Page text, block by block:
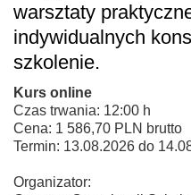
warsztaty
indywidualnych
szkolenie.
Kurs online
Czas trwania: 12:00 h
Cena: 1 586,70 PLN brutto
Termin: 13.08.2026 do
Organizator: